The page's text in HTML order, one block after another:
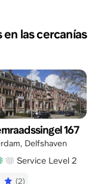
las cercanías
167
, Delfshaven
Service Level 2
(2)